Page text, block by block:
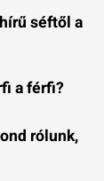
séftől a
a férfi?
rólunk,